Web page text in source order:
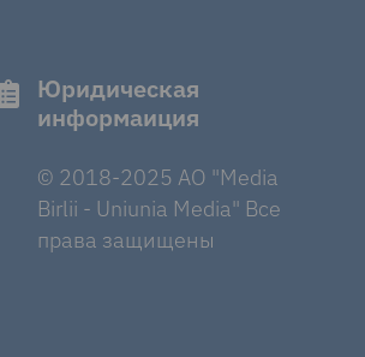
Юридическая
информаиция
© 2018-2025 AO "Media
Birlii - Uniunia Media" Все
права защищены